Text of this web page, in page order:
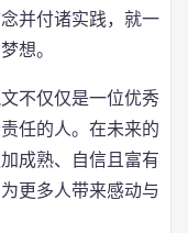
并付诸实践，就一
想。
不仅仅是一位优秀
任的人。在未来的
成熟、自信且富有
更多人带来感动与